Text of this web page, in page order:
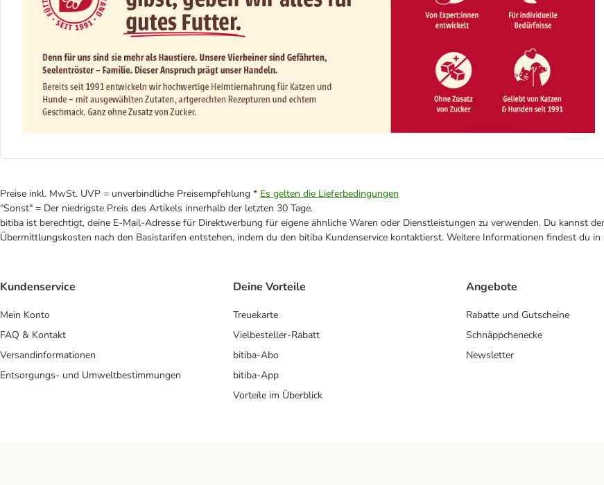
Preise inkl. MwSt. UVP = unverbindliche Preisempfehlung * Es gelten die Lieferbedingungen
"Sonst" = Der niedrigste Preis des Artikels innerhalb der letzten 30 Tage.
bitiba ist berechtigt, deine E-Mail-Adresse für Direktwerbung für eigene ähnliche Waren oder Dienstleistungen zu verwenden. Du kannst
Übermittlungskosten nach den Basistarifen entstehen, indem du den bitiba Kundenservice kontaktierst. Weitere Informationen findest du in
Kundenservice
Mein Konto
FAQ & Kontakt
Versandinformationen
Entsorgungs- und Umweltbestimmungen
Deine Vorteile
Treuekarte
Vielbesteller-Rabatt
bitiba-Abo
bitiba-App
Vorteile im Überblick
Angebote
Rabatte und Gutscheine
Schnäppchenecke
Newsletter